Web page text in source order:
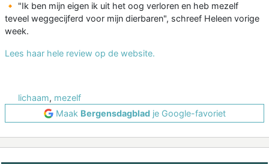
🔸 "Ik ben mijn eigen ik uit het oog verloren en heb mezelf
teveel weggecijferd voor mijn dierbaren", schreef Heleen vorige
week.
Lees haar hele review op de website.
lichaam, mezelf
Maak Bergensdagbladje Google-favoriet